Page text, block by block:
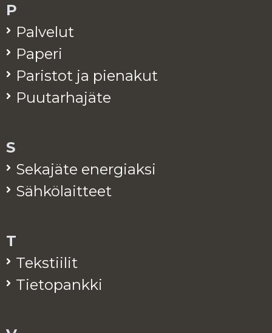
P
Pal­ve­lut
Pa­pe­ri
Pa­ris­tot ja pie­na­kut
Puu­tar­ha­jä­te
S
Se­ka­jä­te ener­giak­si
Säh­kö­lait­teet
T
Teks­tii­lit
Tie­to­pank­ki